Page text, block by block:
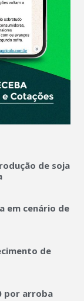
de soja
em cenário de
de
por arroba